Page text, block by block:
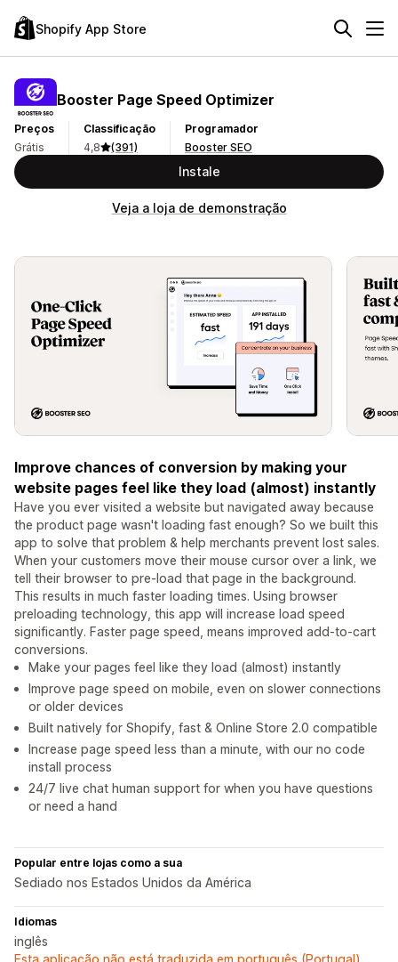
Shopify App Store
Booster Page Speed Optimizer
Preços
Grátis
Classificação
4,8
(391)
Programador
Booster SEO
Instale
Veja a loja de demonstração
Improve chances of conversion by making your
website pages feel like they load (almost) instantly
Have you ever visited a website but navigated away because
the product page wasn't loading fast enough? So we built this
app to solve that problem & help merchants prevent lost sales.
When your customers move their mouse cursor over a link, we
tell their browser to pre-load that page in the background.
This results in much faster loading times. Using browser
preloading technology, this app will increase load speed
significantly. Faster page speed, means improved add-to-cart
conversions.
Make your pages feel like they load (almost) instantly
Improve page speed on mobile, even on slower connections
or older devices
Built natively for Shopify, fast & Online Store 2.0 compatible
Increase page speed less than a minute, with our no code
install process
24/7 live chat human support for when you have questions
or need a hand
Popular entre lojas como a sua
Sediado nos Estados Unidos da América
Idiomas
inglês